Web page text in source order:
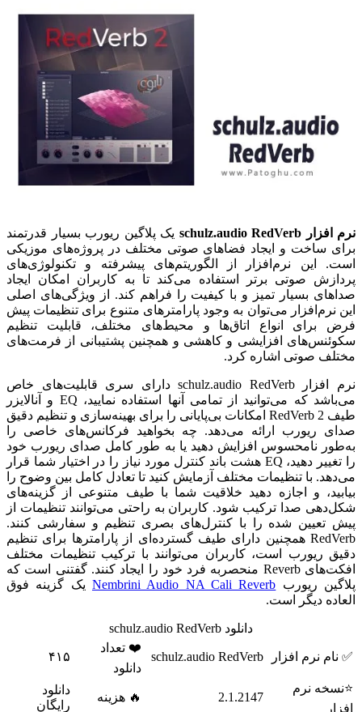
نرم افزار schulz.audio RedVerb
یک پلاگین ریورب بسیار قدرتمند
برای ساخت و ایجاد فضاهای صوتی مختلف در پروژه‌های موزیکی
است. این نرم‌افزار از الگوریتم‌های پیشرفته و تکنولوژی‌های
پردازش صوتی برتر استفاده می‌کند تا به کاربران امکان ایجاد
صداهای بسیار تمیز و با کیفیت را فراهم کند. از ویژگی‌های اصلی
این نرم‌افزار می‌توان به وجود پارامترهای متنوع برای تنظیمات پیش
فرض برای انواع اتاق‌ها و محیط‌های مختلف، قابلیت تنظیم
سکوئنس‌های افزایشی و کاهشی و همچنین پشتیبانی از فرمت‌های
مختلف صوتی اشاره کرد.
نرم افزار schulz.audio RedVerb دارای سری قابلیت‌های خاص
می‌باشد که می‌توانید از تمامی آنها استفاده نمایید، EQ و آنالایزر
طیف RedVerb 2 امکانات بی‌پایانی را برای بهینه‌سازی و تنظیم دقیق
صدای ریورب ارائه می‌دهد. چه بخواهید فرکانس‌های خاصی را
به‌طور نامحسوس افزایش دهید یا به طور کامل صدای ریورب خود
را تغییر دهید، EQ هشت باند کنترل مورد نیاز را در اختیار شما قرار
می‌دهد. با تنظیمات مختلف آزمایش کنید تا تعادل کامل بین وضوح را
بیابید، و اجازه دهید خلاقیت شما با طیف متنوعی از گزینه‌های
شکل‌دهی صدا ترکیب شود. کاربران به راحتی می‌توانند تنظیمات از
پیش تعیین شده را با کنترل‌های بصری تنظیم و سفارشی کنند.
RedVerb همچنین دارای طیف گسترده‌ای از پارامترها برای تنظیم
دقیق ریورب است، کاربران می‌توانند با ترکیب تنظیمات مختلف
افکت‌های Reverb منحصربه فرد خود را ایجاد کنند. گفتنی است که
پلاگین ریورب Nembrini Audio NA Cali Reverb یک گزینه فوق
العاده دیگر است.
دانلود schulz.audio RedVerb
✅ نام نرم افزار schulz.audio RedVerb
❤️ تعداد
دانلود
۴۱۵
⭐نسخه نرم
افزار
2.1.2147 🔥 هزینه
دانلود
رایگان